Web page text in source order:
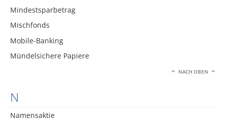
Mindestsparbetrag
Mischfonds
Mobile-Banking
Mündelsichere Papiere
NACH OBEN
N
Namensaktie